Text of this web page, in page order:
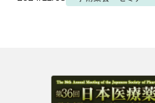
地域薬学ケア専門薬剤師制度
マイページ
入会・各種手続き
English